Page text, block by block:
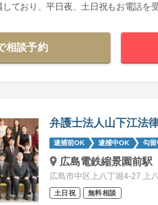
ており、平日夜、土日祝もお電話を
相談予約
弁護士法人山下江法
逮捕前OK 逮捕中OK 勾留
広島電鉄縮景園前駅
広島市中区上八丁堀4-27 上
土日祝 無料相談